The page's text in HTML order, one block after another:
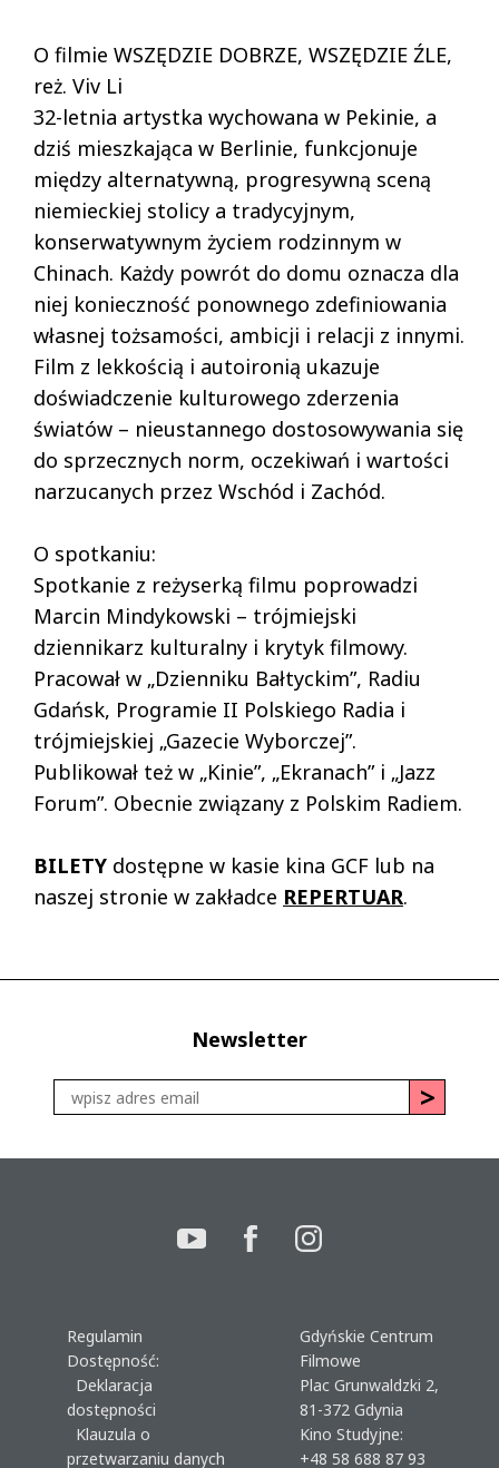
O filmie WSZĘDZIE DOBRZE, WSZĘDZIE ŹLE,
reż. Viv Li
32-letnia artystka wychowana w Pekinie, a
dziś mieszkająca w Berlinie, funkcjonuje
między alternatywną, progresywną sceną
niemieckiej stolicy a tradycyjnym,
konserwatywnym życiem rodzinnym w
Chinach. Każdy powrót do domu oznacza dla
niej konieczność ponownego zdefiniowania
własnej tożsamości, ambicji i relacji z innymi.
Film z lekkością i autoironią ukazuje
doświadczenie kulturowego zderzenia
światów – nieustannego dostosowywania się
do sprzecznych norm, oczekiwań i wartości
narzucanych przez Wschód i Zachód.
O spotkaniu:
Spotkanie z reżyserką filmu poprowadzi
Marcin Mindykowski – trójmiejski
dziennikarz kulturalny i krytyk filmowy.
Pracował w „Dzienniku Bałtyckim”, Radiu
Gdańsk, Programie II Polskiego Radia i
trójmiejskiej „Gazecie Wyborczej”.
Publikował też w „Kinie”, „Ekranach” i „Jazz
Forum”. Obecnie związany z Polskim Radiem.
BILETY dostępne w kasie kina GCF lub na
naszej stronie w zakładce REPERTUAR.
Newsletter
Regulamin
Dostępność:
Deklaracja
dostępności
Klauzula o
przetwarzaniu danych
Gdyńskie Centrum
Filmowe
Plac Grunwaldzki 2,
81-372 Gdynia
Kino Studyjne:
+48 58 688 87 93